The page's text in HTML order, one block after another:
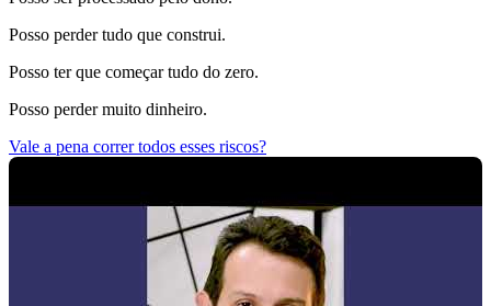
Posso perder tudo que construi.
Posso ter que começar tudo do zero.
Posso perder muito dinheiro.
Vale a pena correr todos esses riscos?